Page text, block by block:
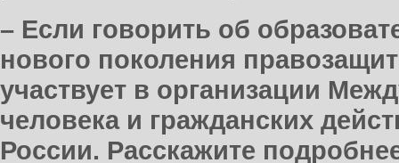
– Если говорить об
нового поколения
участвует в организации
человека и гражданских
России. Расскажите